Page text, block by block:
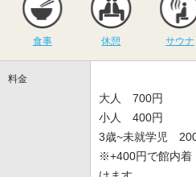
食事 休憩 サウナ
料金
大人 700円
小人 400円
3歳~未就学児
※+400円で館内着